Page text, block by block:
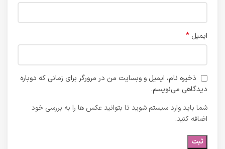
ایمیل *
ذخیره نام، ایمیل و وبسایت من در مرورگر برای زمانی که دوباره
دیدگاهی می‌نویسم.
شما باید وارد سیستم شوید تا بتوانید عکس ها را به بررسی خود
اضافه کنید.